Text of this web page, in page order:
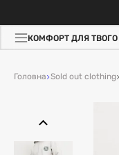
КОМФОРТ ДЛЯ ТВОГО
Головна Sold out clothing